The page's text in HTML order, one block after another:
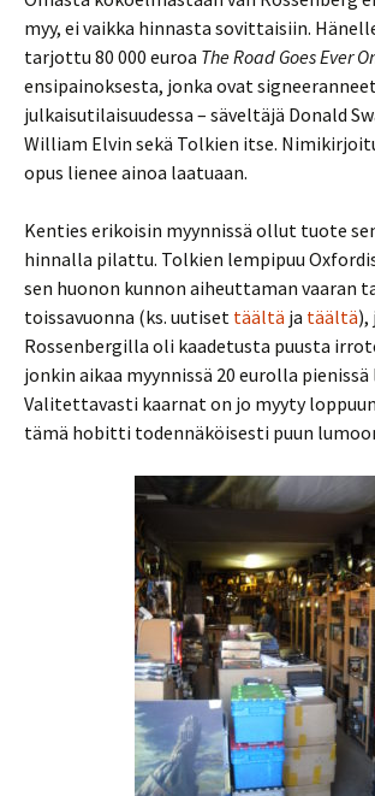
myy, ei vaikka hinnasta sovittaisiin.
tarjottu 80 000 euroa The Road Goes Ever
ensipainoksesta, jonka ovat
julkaisutilaisuudessa – säveltäjä Donald
William Elvin sekä Tolkien itse.
opus lienee ainoa laatuaan.
Kenties erikoisin myynnissä ollut tuote
hinnalla pilattu. Tolkien lempipuu
sen huonon kunnon aiheuttaman vaaran
toissavuonna (ks. uutiset täältä ja täältä),
Rossenbergilla oli kaadetusta puusta
jonkin aikaa myynnissä 20 eurolla pienissä
Valitettavasti kaarnat on jo myyty
tämä hobitti todennäköisesti puun